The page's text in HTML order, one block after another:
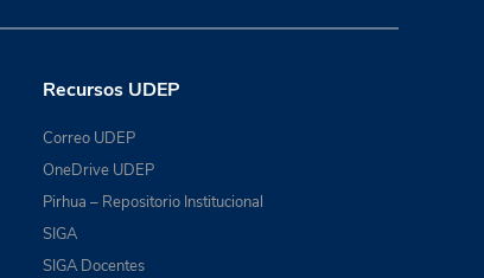
Recursos UDEP
Correo UDEP
OneDrive UDEP
Pirhua – Repositorio Institucional
SIGA
SIGA Docentes